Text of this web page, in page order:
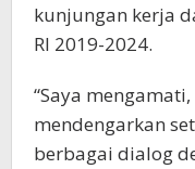
kunjungan kerja
RI 2019-2024.
“Saya
mendengarkan
berbagai dialog